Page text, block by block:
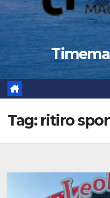
Tag: ritiro